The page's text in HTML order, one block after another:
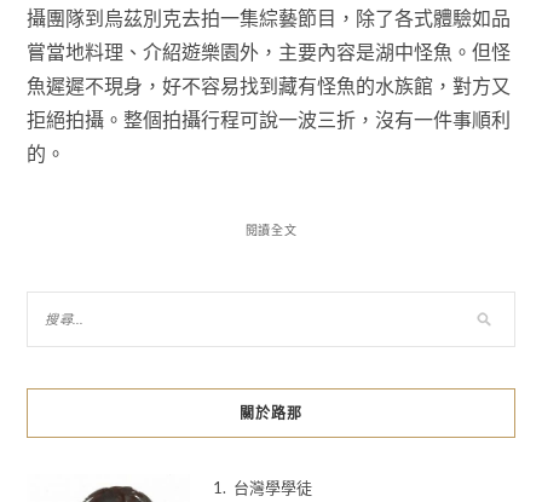
攝團隊到烏茲別克去拍一集綜藝節目，除了各式體驗如品
嘗當地料理、介紹遊樂園外，主要內容是湖中怪魚。但怪
魚遲遲不現身，好不容易找到藏有怪魚的水族館，對方又
拒絕拍攝。整個拍攝行程可說一波三折，沒有一件事順利
的。
閱讀全文
關於路那
1. 台灣學學徒